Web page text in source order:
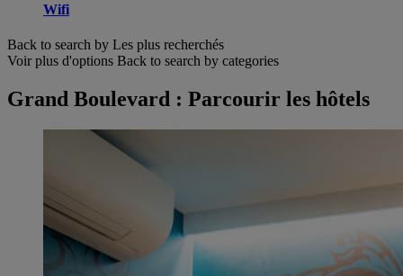
Wifi
Back to search by Les plus recherchés
Voir plus d'options Back to search by categories
Grand Boulevard : Parcourir les hôtels